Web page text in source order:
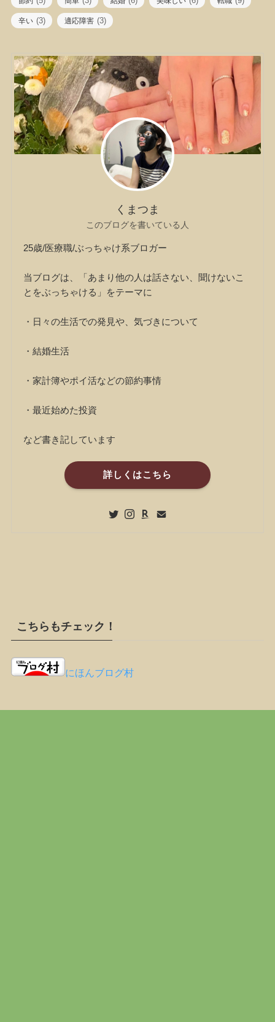
辛い (3) 適応障害 (3)
くまつま
このブログを書いている人
25歳/医療職/ぶっちゃけ系ブロガー
当ブログは、「あまり他の人は話さない、聞けないこ
とをぶっちゃける」をテーマに
・日々の生活での発見や、気づきについて
・結婚生活
・家計簿やポイ活などの節約事情
・最近始めた投資
など書き記しています
詳しくはこちら
こちらもチェック！
にほんブログ村